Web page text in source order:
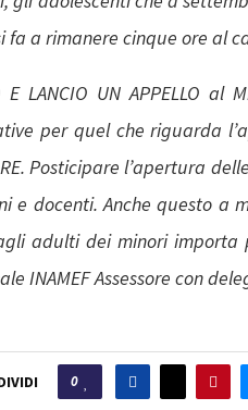
fa a rimanere cinque ore al
E LANCIO UN APPELLO
per quel che riguarda
Posticipare l’apertura
e docenti. Anche questo a
adulti dei minori importa
INAMEF Assessore con
0